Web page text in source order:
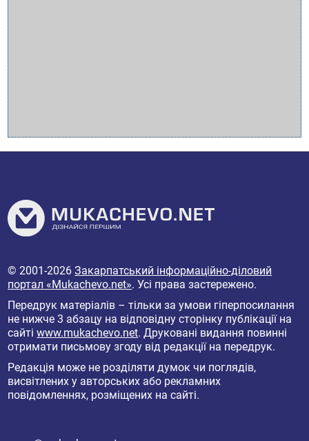
© 2001-2026Закарпатський інформаційно-діловий
портал «Mukachevo.net». Усі права застережено.
Передрук матеріалів – тільки за умови гіперпосилання
не нижче 3 абзацу на відповідну сторінку публікації на
сайтіwww.mukachevo.net. Друковані видання повинні
отримати письмову згоду від редакції на передрук.
Редакція може не розділяти думок чи поглядів,
висвітлених у авторських або рекламних
повідомленнях, розміщених на сайті.